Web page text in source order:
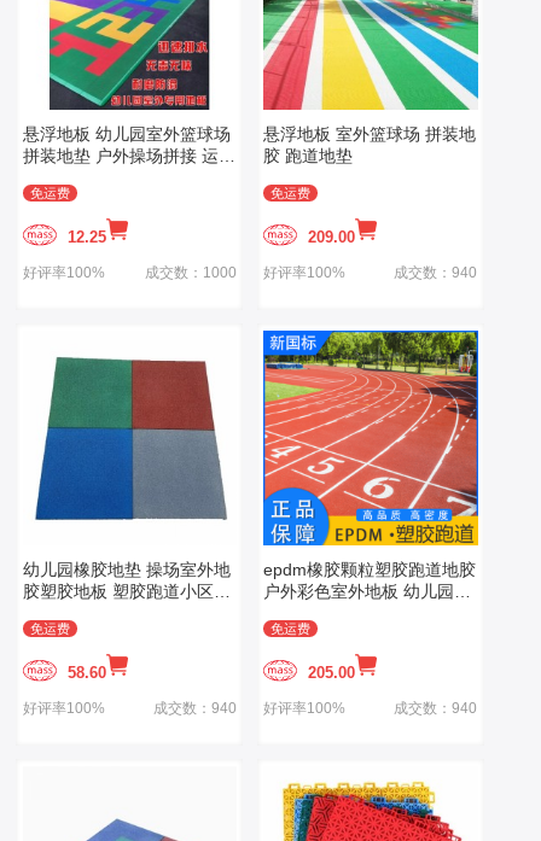
悬浮地板 幼儿园室外篮球场
拼装地垫 户外操场拼接 运动
免运费
12.25
好评率100% 成交数：1000
悬浮地板 室外篮球场 拼装地
胶 跑道地垫
免运费
209.00
好评率100% 成交数：940
幼儿园橡胶地垫 操场室外地
胶塑胶地板 塑胶跑道小区地
免运费
58.60
好评率100% 成交数：940
epdm橡胶颗粒塑胶跑道地胶
户外彩色室外地板 幼儿园篮
免运费
205.00
好评率100% 成交数：940